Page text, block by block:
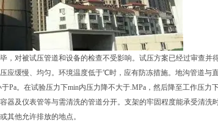
，对被试压管道和设备的检查不受影响。试压方案已经过审查并
应缓慢、均匀。环境温度低于℃时，应有防冻措施。地沟管道与
Pa。在试验压力下min内压力降不大于.MPa，然后降至工作压力
器及仪表管等与需清洗的管道分开。支架的牢固程度能承受清洗
其他允许排放的地点。